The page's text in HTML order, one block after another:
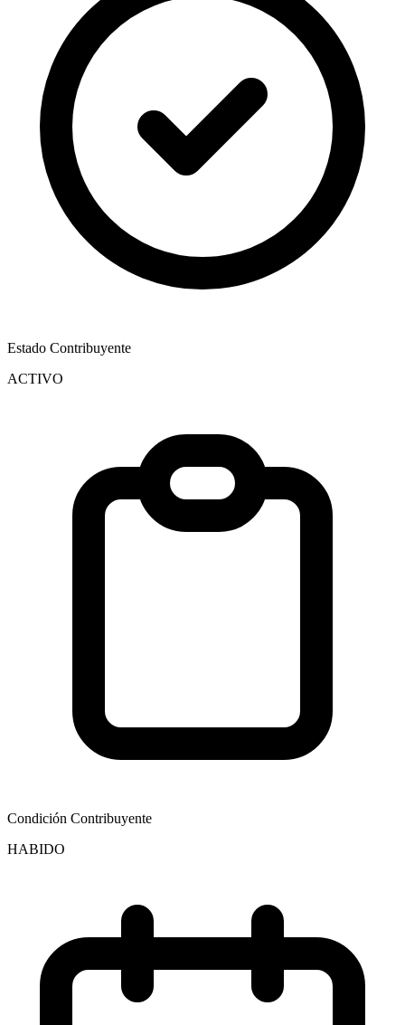
Estado Contribuyente
ACTIVO
Condición Contribuyente
HABIDO